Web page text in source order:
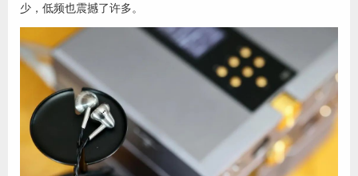
少，低频也震撼了许多。